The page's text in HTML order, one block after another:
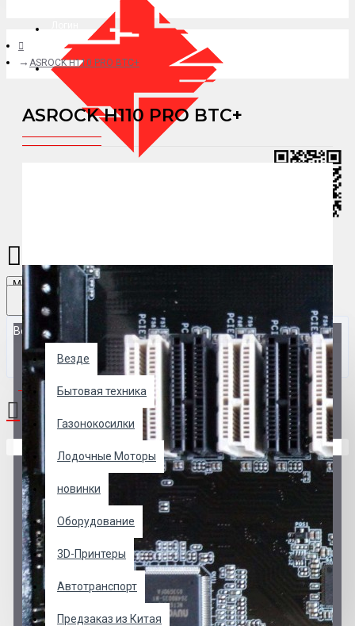
+7 (495) 015-41-41
Menu
Везде
Везде
Бытовая техника
Газонокосилки
Лодочные Моторы
новинки
Оборудование
3D-Принтеры
Автотранспорт
Предзаказ из Китая
0 товар(ов) - 0 р.
ASROCK H110 PRO BTC+
ASROCK H110 PRO BTC+